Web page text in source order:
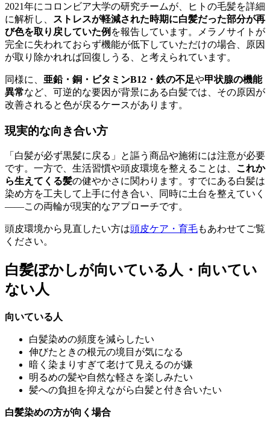
2021年にコロンビア大学の研究チームが、ヒトの毛髪を詳細
に解析し、
ストレスが軽減された時期に白髪だった部分が再
び色を取り戻していた例 を報告しています。メラノサイトが
完全に失われておらず機能が低下していただけの場合、原因
が取り除かれれば回復しうる、と考えられています。
同様に、 亜鉛・銅・ビタミンB12・鉄の不足や甲状腺の機能
異常など、可逆的な要因が背景にある白髪では、その原因が
改善されると色が戻るケースがあります。
現実的な向き合い方
「白髪が必ず黒髪に戻る」と謳う商品や施術には注意が必要
です。一方で、生活習慣や頭皮環境を整えることは、 これか
ら生えてくる髪の健やかさに関わります。すでにある白髪は
染め方を工夫して上手に付き合い、同時に土台を整えていく
——この両輪が現実的なアプローチです。
頭皮環境から見直したい方は頭皮ケア・育毛もあわせてご覧
ください。
白髪ぼかしが向いている人・向いてい
ない人
向いている人
白髪染めの頻度を減らしたい
伸びたときの根元の境目が気になる
暗く染まりすぎて老けて見えるのが嫌
明るめの髪や自然な軽さを楽しみたい
髪への負担を抑えながら白髪と付き合いたい
白髪染めの方が向く場合